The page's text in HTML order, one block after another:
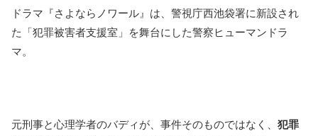
ドラマ『さよならノワール』は、警視庁西池袋署に新設され
た「犯罪被害者支援室」を舞台にした警察ヒューマンドラ
マ。
元刑事と心理学者のバディが、事件そのものではなく、 犯罪